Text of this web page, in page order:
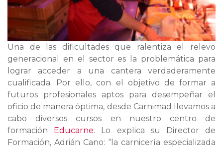
Una de las dificultades que ralentiza el relevo
generacional en el sector es la problemática para
lograr acceder a una cantera verdaderamente
cualificada. Por ello, con el objetivo de formar a
futuros profesionales aptos para desempeñar el
oficio de manera óptima, desde Carnimad llevamos a
cabo diversos cursos en nuestro centro de
formación
Educarne. Lo explica su Director de
Formación, Adrián Cano: “la carnicería especializada